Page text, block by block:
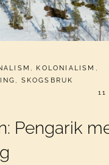
, KOLONIALISM ,
, SKOGSBRUK
Pengarik